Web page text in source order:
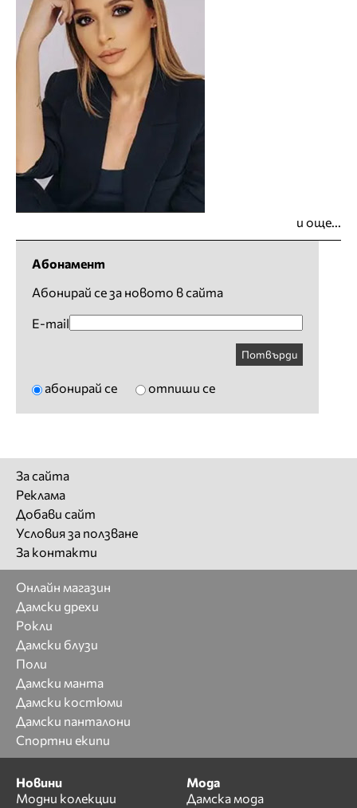
и още...
Абонамент
Абонирай се за новото в сайта
E-mail
Потвърди
абонирай се отпиши се
За сайта
Реклама
Добави сайт
Условия за ползване
За контакти
Онлайн магазин
Дамски дрехи
Рокли
Дамски блузи
Поли
Дамски манта
Дамски костюми
Дамски панталони
Спортни екипи
Новини
Модни колекции
Мода
Дамска мода